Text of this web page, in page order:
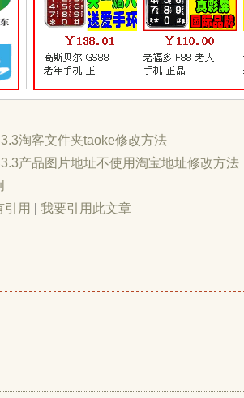
淘客文件夹taoke修改方法
产品图片地址不使用淘宝地址修改方法
引用
我要引用此文章